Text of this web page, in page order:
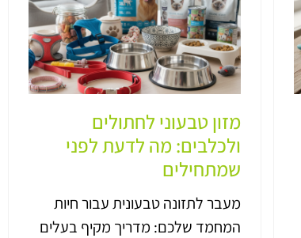
מזון טבעוני לחתולים
ולכלבים: מה לדעת לפני
שמתחילים
מעבר לתזונה טבעונית עבור חיות
המחמד שלכם: מדריך מקיף בעלים